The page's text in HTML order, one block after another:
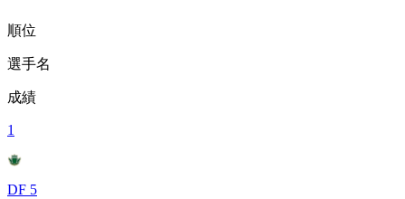
順位
選手名
成績
1
DF 5